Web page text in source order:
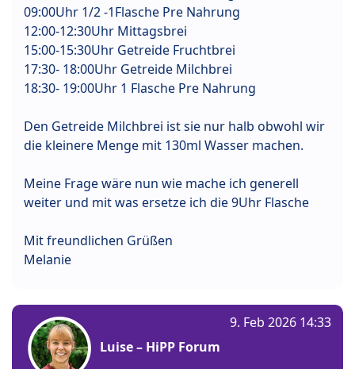
09:00Uhr 1/2 -1Flasche Pre Nahrung
12:00-12:30Uhr Mittagsbrei
15:00-15:30Uhr Getreide Fruchtbrei
17:30- 18:00Uhr Getreide Milchbrei
18:30- 19:00Uhr 1 Flasche Pre Nahrung
Den Getreide Milchbrei ist sie nur halb obwohl wir
die kleinere Menge mit 130ml Wasser machen.
Meine Frage wäre nun wie mache ich generell
weiter und mit was ersetze ich die 9Uhr Flasche
Mit freundlichen Grüßen
Melanie
Luise – HiPP Forum
9. Feb 2026 14:33